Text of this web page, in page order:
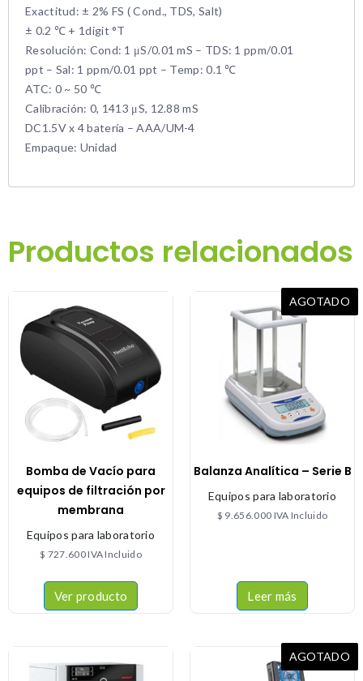
Exactitud: ± 2% FS ( Cond., TDS, Salt)
± 0.2 ℃ + 1digit °T
Resolución: Cond: 1 μS/0.01 mS – TDS: 1 ppm/0.01
ppt – Sal: 1 ppm/0.01 ppt – Temp: 0.1 ℃
ATC: 0 ~ 50 ℃
Calibración: 0, 1413 μS, 12.88 mS
DC1.5V x 4 batería – AAA/UM-4
Empaque: Unidad
Productos relacionados
Bomba de Vacío para
equipos de filtración por
membrana
Equipos para laboratorio
$ 727.600IVA Incluido
Ver producto
AGOTADO
Balanza Analítica – Serie B
Equipos para laboratorio
$ 9.656.000 IVA Incluido
Leer más
AGOTADO